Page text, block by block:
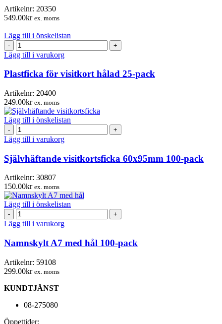
Artikelnr: 20350
549.00kr ex. moms
Lägg till i önskelistan
Plastficka
för
visitkort
hålad
25-
pack
mängd
Lägg till i varukorg
Plastficka för visitkort hålad 25-pack
Artikelnr: 20400
249.00kr ex. moms
Lägg till i önskelistan
Självhäftande
visitkortsficka
60x95mm
100-
pack
mängd
Lägg till i varukorg
Självhäftande visitkortsficka 60x95mm 100-pack
Artikelnr: 30807
150.00kr ex. moms
Lägg till i önskelistan
Namnskylt
A7
med
100-
mängd
Lägg till i varukorg
Namnskylt A7 med hål 100-pack
Artikelnr: 59108
299.00kr ex. moms
KUNDTJÄNST
08-275080
Öppettider: